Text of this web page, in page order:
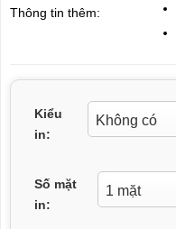
Thông tin thêm:
Kiểu
in:
Số mặt
in: